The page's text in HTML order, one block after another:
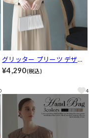
グリッター プリーツ デザイ
ンパーティーバッグ
¥4,290(税込)
4